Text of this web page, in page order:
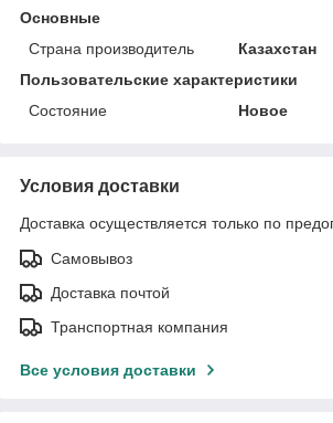
Основные
Страна производитель
Казахстан
Пользовательские характеристики
Состояние
Новое
Условия доставки
Доставка осуществляется только по
Самовывоз
Доставка почтой
Транспортная компания
Все условия доставки